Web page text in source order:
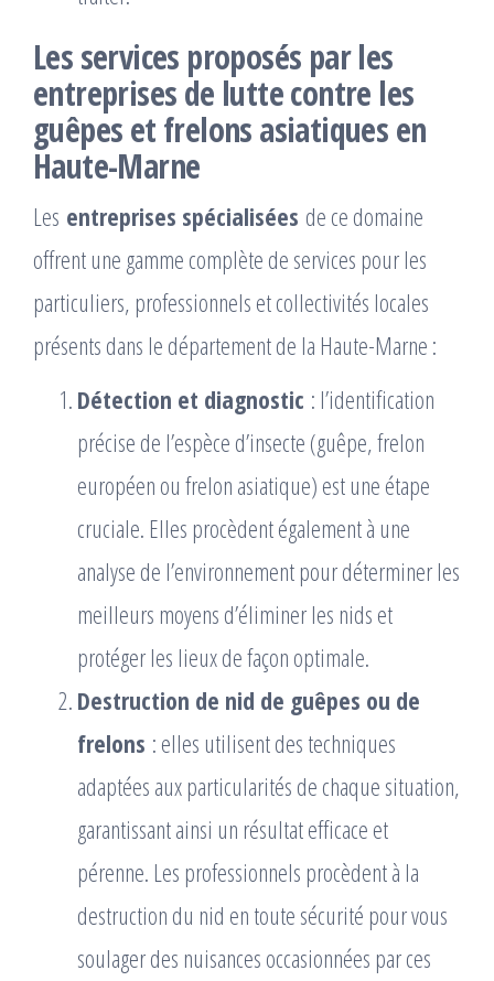
Les services proposés par les
entreprises de lutte contre les
guêpes et frelons asiatiques en
Haute-Marne
Les entreprises spécialisées de ce domaine
offrent une gamme complète de services pour les
particuliers, professionnels et collectivités locales
présents dans le département de la Haute-Marne :
Détection et diagnostic : l’identification
précise de l’espèce d’insecte (guêpe, frelon
européen ou frelon asiatique) est une étape
cruciale. Elles procèdent également à une
analyse de l’environnement pour déterminer les
meilleurs moyens d’éliminer les nids et
protéger les lieux de façon optimale.
Destruction de nid de guêpes ou de
frelons : elles utilisent des techniques
adaptées aux particularités de chaque situation,
garantissant ainsi un résultat efficace et
pérenne. Les professionnels procèdent à la
destruction du nid en toute sécurité pour vous
soulager des nuisances occasionnées par ces